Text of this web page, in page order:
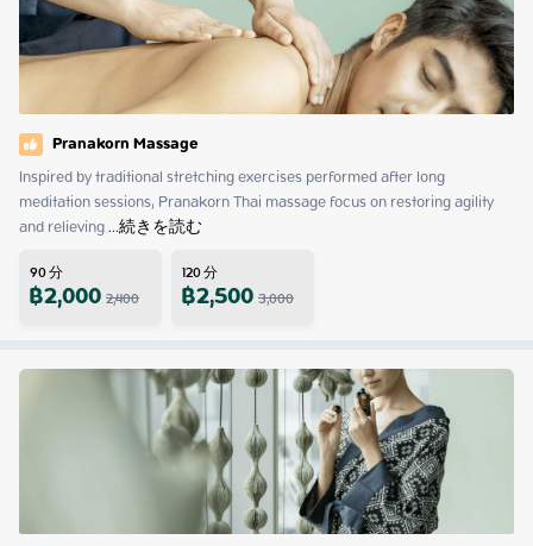
Pranakorn Massage
Inspired by traditional stretching exercises performed after long
meditation sessions, Pranakorn Thai massage focus on restoring agility
and relieving ...続きを読む
90分
฿2,0002,400
120分
฿2,5003,000